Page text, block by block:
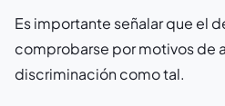
Es importante señalar que el
comprobarse por motivos de
discriminación como tal.